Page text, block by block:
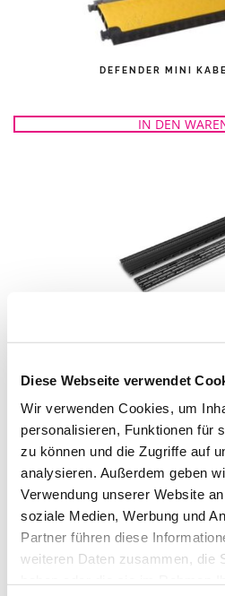
Diese Webseite verwendet
Wir verwenden Cookies, um
personalisieren, Funktionen für
zu können und die Zugriffe auf
analysieren. Außerdem geben
Verwendung unserer Website
soziale Medien, Werbung und
Partner führen diese
weiteren Daten zusammen, die
DEFENDER MINI
IN DEN
IN DEN